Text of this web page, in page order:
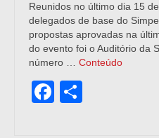
Reunidos no último dia 15
delegados de base do
propostas aprovadas na
do evento foi o Auditório da
número … Conteúdo
Facebook